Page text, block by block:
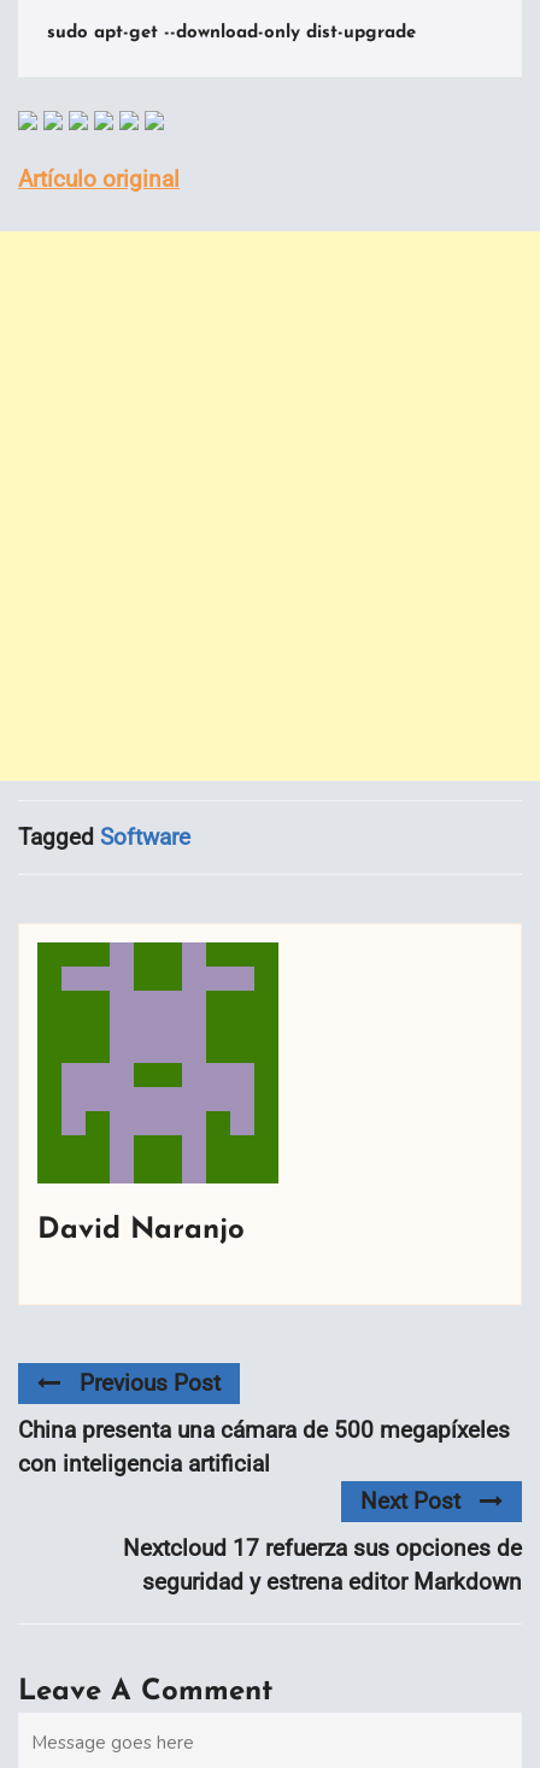
sudo apt-get --download-only dist-upgrade
Artículo original
Tagged Software
David Naranjo
Previous Post
China presenta una cámara de 500 megapíxeles
con inteligencia artificial
Next Post
Nextcloud 17 refuerza sus opciones de
seguridad y estrena editor Markdown
Leave A Comment